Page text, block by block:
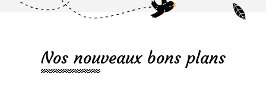
Nos nouveaux bons plans